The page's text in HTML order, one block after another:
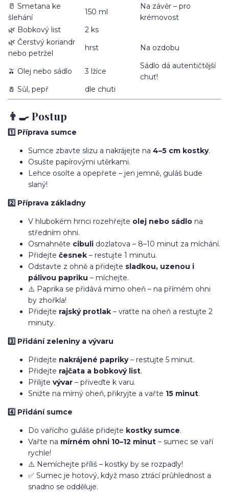
🥛 Smetana ke
šlehání
150 ml
Na závěr – pro
krémovost
🌿 Bobkový list
2 ks
🌿 Čerstvý koriandr
nebo petržel
hrst Na ozdobu
🫒 Olej nebo sádlo 3 lžíce
Sádlo dá autentičtější
chuť!
🧂 Sůl, pepř
dle chuti
👨‍🍳 Postup
1️⃣ Příprava sumce
Sumce zbavte slizu a nakrájejte na 4–5 cm kostky.
Osušte papírovými utěrkami.
Lehce osolte a opepřete – jen jemně, guláš bude
slaný!
2️⃣ Příprava základny
V hlubokém hrnci rozehřejte olej nebo sádlo na
středním ohni.
Osmahněte cibuli dozlatova – 8–10 minut za míchání.
Přidejte česnek – restujte 1 minutu.
Odstavte z ohně a přidejte sladkou, uzenou i
pálivou papriku – míchejte.
⚠️ Paprika se přidává mimo oheň – na přímém ohni
by zhořkla!
Přidejte rajský protlak – vraťte na oheň a restujte 2
minuty.
3️⃣ Přidání zeleniny a vývaru
Přidejte nakrájené papriky– restujte 5 minut.
Přidejte rajčata a bobkový list.
Přilijte vývar – přiveďte k varu.
Snižte na mírný oheň, přikryjte a vařte 15 minut.
4️⃣ Přidání sumce
Do vařícího guláše přidejte kostky sumce.
Vařte na mírném ohni 10–12 minut – sumec se vaří
rychle!
⚠️ Nemíchejte příliš – kostky by se rozpadly!
✅ Sumec je hotový, když maso ztrácí průhlednost a
snadno se odděluje.